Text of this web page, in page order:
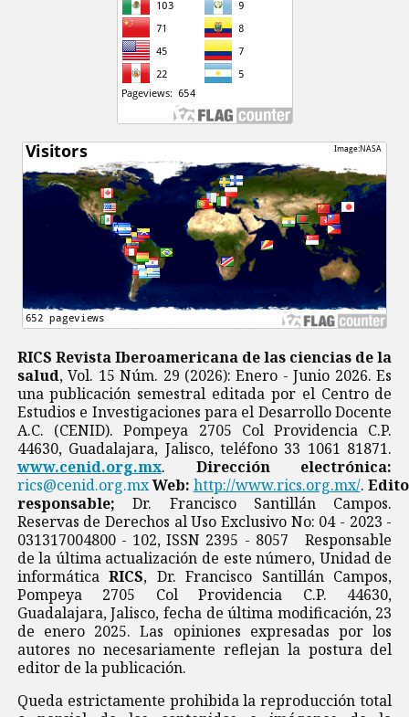
RICS Revista Iberoamericana de las ciencias de la
salud, Vol. 15 Núm. 29 (2026): Enero - Junio 2026. Es
una publicación semestral editada por el Centro de
Estudios e Investigaciones para el Desarrollo Docente
A.C. (CENID). Pompeya 2705 Col Providencia C.P.
44630, Guadalajara, Jalisco, teléfono 33 1061 81871.
www.cenid.org.mx. Dirección electrónica:
rics@cenid.org.mxWeb: http://www.rics.org.mx/.
responsable; Dr. Francisco Santillán Campos.
Reservas de Derechos al Uso Exclusivo No: 04 - 2023 -
031317004800 - 102, ISSN 2395 - 8057 Responsable
de la última actualización de este número, Unidad de
informáticaRICS, Dr. Francisco Santillán Campos,
Pompeya 2705 Col Providencia C.P. 44630,
Guadalajara, Jalisco, fecha de última modificación, 23
de enero 2025. Las opiniones expresadas por los
autores no necesariamente reflejan la postura del
editor de la publicación.
Queda estrictamente prohibida la reproducción total